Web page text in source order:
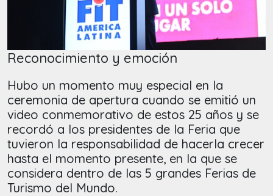
Reconocimiento y emoción
Hubo un momento muy especial en la
ceremonia de apertura cuando se emitió un
video conmemorativo de estos 25 años y se
recordó a los presidentes de la Feria que
tuvieron la responsabilidad de hacerla crecer
hasta el momento presente, en la que se
considera dentro de las 5 grandes Ferias de
Turismo del Mundo.